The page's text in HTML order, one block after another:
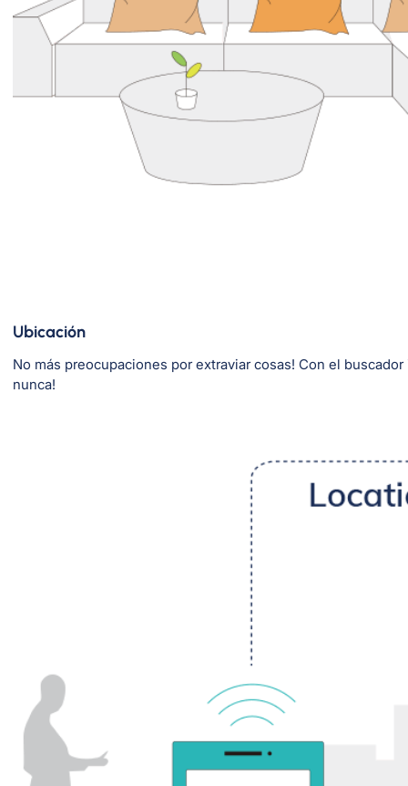
Ubicación
No más preocupaciones por extraviar cosas! Con el
nunca!